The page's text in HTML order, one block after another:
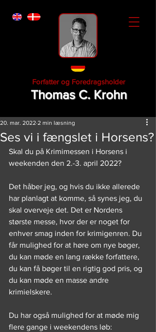
Forfatter og Foredragsholder
Thomas C. Krohn
Ses vi i fængslet i Horsens?
20. mar. 2022 2 min læsning
Skal du på Krimimessen i Horsens i
weekenden den 2.-3. april 2022?
Det håber jeg, og hvis du ikke allerede
har planlagt at komme, så synes jeg, du
skal overveje det. Det er Nordens
største messe, hvor der er noget for
enhver smag inden for krimigenren. Du
får mulighed for at høre om nye bøger,
du kan møde en lang række forfattere,
du kan få bøger til en rigtig god pris, og
du kan møde en masse andre
krimielskere.
Du har også mulighed for at møde mig
flere gange i weekendens løb: